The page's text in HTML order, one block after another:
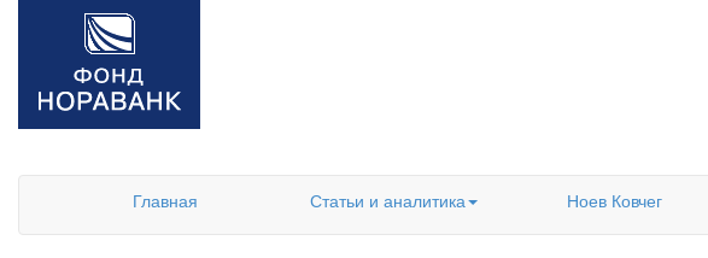
Главная
Статьи и аналитика Ноев Ковчег